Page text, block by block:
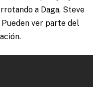
a Daga, Steve
ver parte del